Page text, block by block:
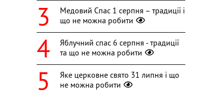
Медовий Спас 1 серпня – традиції і
що не можна робити
Яблучний спас 6 серпня - традиції
та що не можна робити
Яке церковне свято 31 липня і що
не можна робити